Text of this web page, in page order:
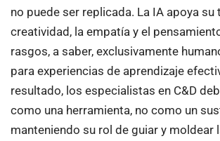
no puede ser replicada. La IA apoya su
creatividad, la empatía y el
rasgos, a saber, exclusivamente
para experiencias de aprendizaje
resultado, los especialistas en C&D
como una herramienta, no como un
manteniendo su rol de guiar y moldear